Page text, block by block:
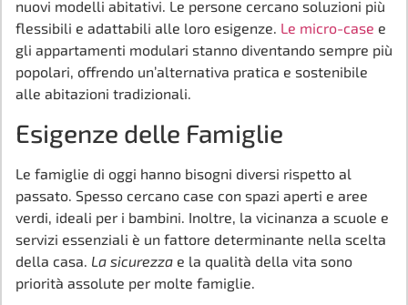
nuovi modelli abitativi. Le persone cercano soluzioni più
flessibili e adattabili alle loro esigenze. Le micro-case e
gli appartamenti modulari stanno diventando sempre più
popolari, offrendo un’alternativa pratica e sostenibile
alle abitazioni tradizionali.
Esigenze delle Famiglie
Le famiglie di oggi hanno bisogni diversi rispetto al
passato. Spesso cercano case con spazi aperti e aree
verdi, ideali per i bambini. Inoltre, la vicinanza a scuole e
servizi essenziali è un fattore determinante nella scelta
della casa. La sicurezza e la qualità della vita sono
priorità assolute per molte famiglie.